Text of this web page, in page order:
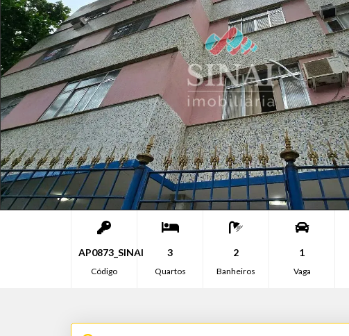
AP0873_SINAI
Código
3
Quartos
2
Banheiros
1
Vaga